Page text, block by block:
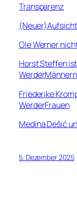
Transparenz
Ole Werner
Horst Steffen
WerderMännern
Friederike
WerderFrauen
Medina Dešić
5. Dezember 2025